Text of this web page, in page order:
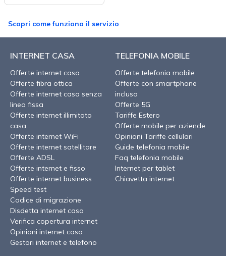
Scopri come funziona il servizio
INTERNET CASA
Offerte internet casa
Offerte fibra ottica
Offerte internet casa senza
linea fissa
Offerte internet illimitato
casa
Offerte internet WiFi
Offerte internet satellitare
Offerte ADSL
Offerte internet e fisso
Offerte internet business
Speed test
Codice di migrazione
Disdetta internet casa
Verifica copertura internet
Opinioni internet casa
Gestori internet e telefono
TELEFONIA MOBILE
Offerte telefonia mobile
Offerte con smartphone
incluso
Offerte 5G
Tariffe Estero
Offerte mobile per aziende
Opinioni Tariffe cellulari
Guide telefonia mobile
Faq telefonia mobile
Internet per tablet
Chiavetta internet